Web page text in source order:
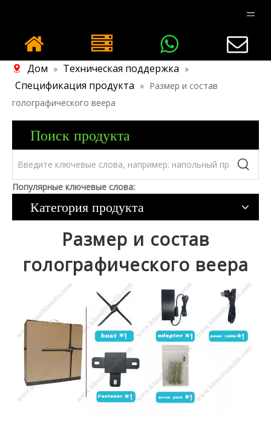
Дом » Техническая поддержка »
Спецификация продукта » Размер и состав
голографического веера
Поиск продукта
Популярные ключевые слова:
Категория продукта
Размер и состав
голографического веера